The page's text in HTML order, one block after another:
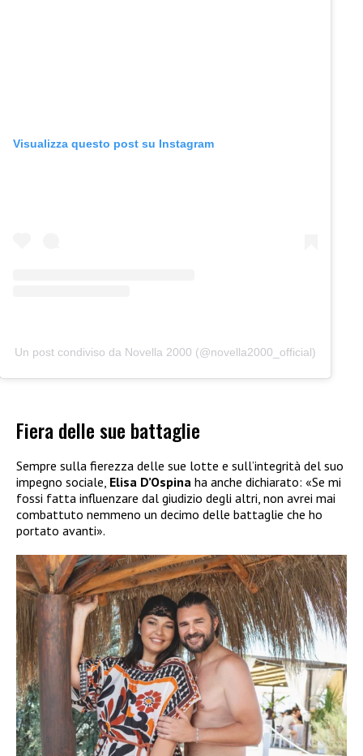
Visualizza questo post su Instagram
Un post condiviso da Novella 2000 (@novella2000_official)
Fiera delle sue battaglie
Sempre sulla fierezza delle sue lotte e sull’integrità del suo
impegno sociale, Elisa D’Ospina ha anche dichiarato: «Se mi
fossi fatta influenzare dal giudizio degli altri, non avrei mai
combattuto nemmeno un decimo delle battaglie che ho
portato avanti».